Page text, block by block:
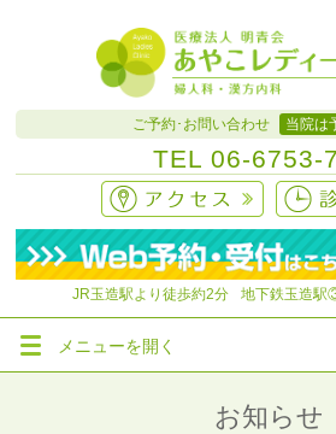
ご予約･お問い合わせ 当院は
TEL 06-6753-
JR玉造駅より徒歩約2分 地下鉄玉造駅
メニューを開く
お知らせ